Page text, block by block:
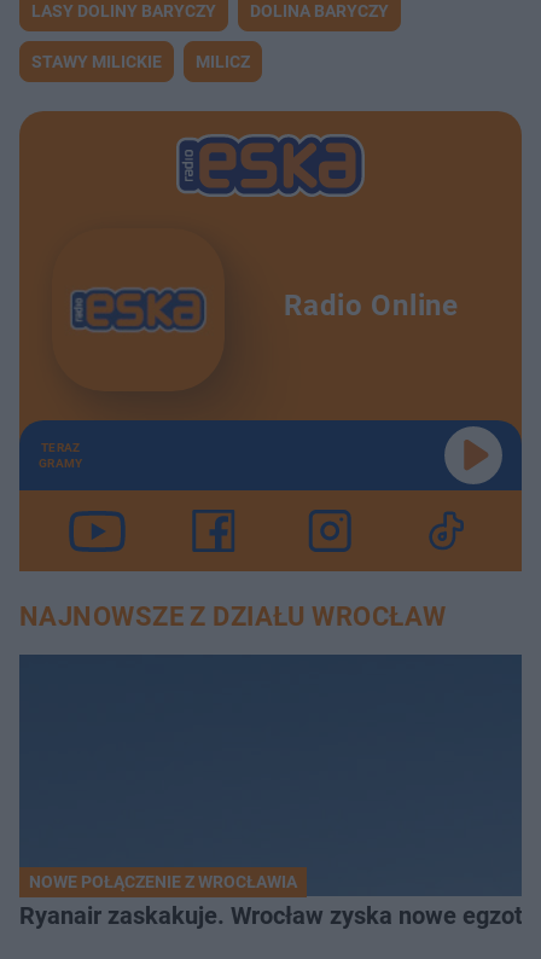
LASY DOLINY BARYCZY DOLINA BARYCZY
STAWY MILICKIE MILICZ
Radio Online
TERAZ
GRAMY
NAJNOWSZE Z DZIAŁU WROCŁAW
NOWE POŁĄCZENIE Z WROCŁAWIA
Ryanair zaskakuje. Wrocław zyska nowe